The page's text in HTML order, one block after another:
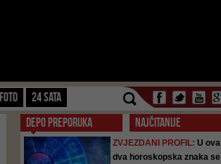
FOTO 24 SATA
DEPO PREPORUKA NAJČITANIJE
ZVJEZDANI PROFIL: U ova
dva horoskopska znaka se